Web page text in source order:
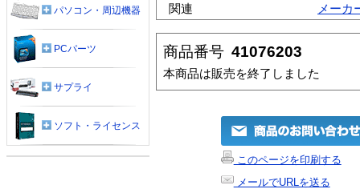
関連
メーカ
商品番号 41076203
本商品は販売を終了しました
このページを印刷する
メールでURLを送る
パソコン・周辺機器
PCパーツ
サプライ
ソフト・ライセンス